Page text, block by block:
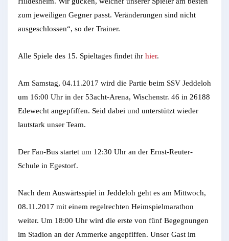
zum jeweiligen Gegner passt. Veränderungen sind nicht
ausgeschlossen“, so der Trainer.
Alle Spiele des 15. Spieltages findet ihr hier.
Am Samstag, 04.11.2017 wird die Partie beim SSV Jeddeloh
um 16:00 Uhr in der 53acht-Arena, Wischenstr. 46 in 26188
Edewecht angepfiffen. Seid dabei und unterstützt wieder
lautstark unser Team.
Der Fan-Bus startet um 12:30 Uhr an der Ernst-Reuter-
Schule in Egestorf.
Nach dem Auswärtsspiel in Jeddeloh geht es am Mittwoch,
08.11.2017 mit einem regelrechten Heimspielmarathon
weiter. Um 18:00 Uhr wird die erste von fünf Begegnungen
im Stadion an der Ammerke angepfiffen. Unser Gast im